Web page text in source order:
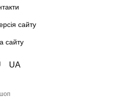
сайту
сайту
UA